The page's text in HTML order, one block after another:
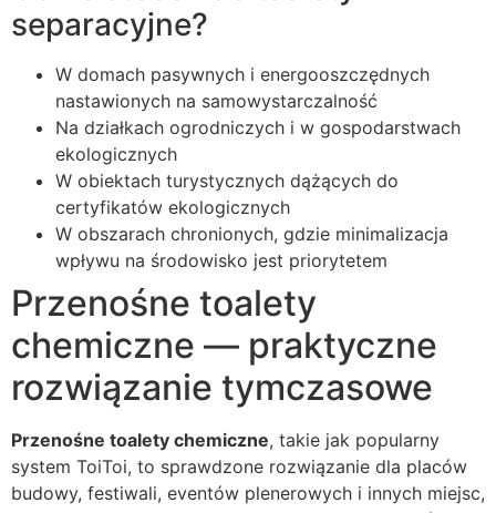
separacyjne?
W domach pasywnych i energooszczędnych
nastawionych na samowystarczalność
Na działkach ogrodniczych i w gospodarstwach
ekologicznych
W obiektach turystycznych dążących do
certyfikatów ekologicznych
W obszarach chronionych, gdzie minimalizacja
wpływu na środowisko jest priorytetem
Przenośne toalety
chemiczne — praktyczne
rozwiązanie tymczasowe
Przenośne toalety chemiczne, takie jak popularny
system ToiToi, to sprawdzone rozwiązanie dla placów
budowy, festiwali, eventów plenerowych i innych miejsc,